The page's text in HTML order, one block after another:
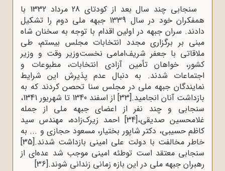
سنجابی چند سال بعد از کودتای 28 مرداد 1332 با
همفکران خود در سال 1339 جبهه ملی دوم را تشکیل
دادند. سران جبهه در اولین اقدام با توجه به سخنان شاه
مبنى بر برگزارى مجدد انتخابات مجلس بیستم، طى
ملاقاتى با جعفر شریف‌امامى نخست‌وزیر وقت و وزیر
کشور، خواهان تأمین آزادى انتخابات، مطبوعات و
اجتماعات شدند. به دنبال عدم پذیرش این شرایط
نمایندگان جبهه ملى در مجلس سنا تحصن کردند که به
بازداشت آنان انجامید.[33]
از اسفند 1340 تا شهریور 1341،
سنجابی و چند نفر از اعضای جبهه ملی از جمله
غلامحسین صدیقی،[34]
احمد زیرک‌‌زاده، مهندس سید
کاظم حسیبی، دکتر شاپور بختیار، مسعود حجازی و ... به
خاطر مخالفت با دولت علی امینی بازداشت شدند.[35]
سنجابی معتقد است توطئه امینی موجب شد عده‌ای از
رهبران جبهه ملی در این بازه زمانی زندانی شوند.[36]